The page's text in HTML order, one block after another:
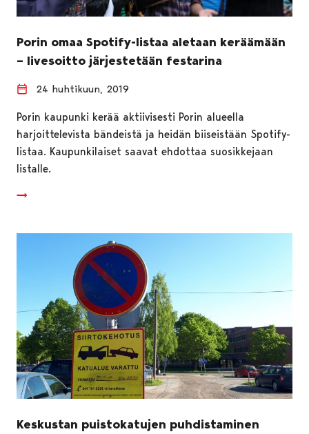
Porin omaa Spotify-listaa aletaan keräämään
– livesoitto järjestetään festarina
24 huhtikuun, 2019
Porin kaupunki kerää aktiivisesti Porin alueella
harjoittelevista bändeistä ja heidän biiseistään Spotify-
listaa. Kaupunkilaiset saavat ehdottaa suosikkejaan
listalle.
Keskustan puistokatujen puhdistaminen